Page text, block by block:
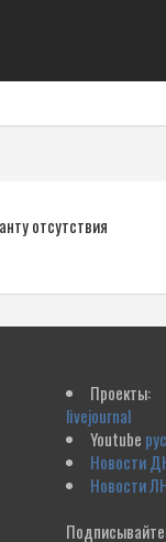
отсутствия
Проекты:
livejournal
Youtube
Новости
Новости